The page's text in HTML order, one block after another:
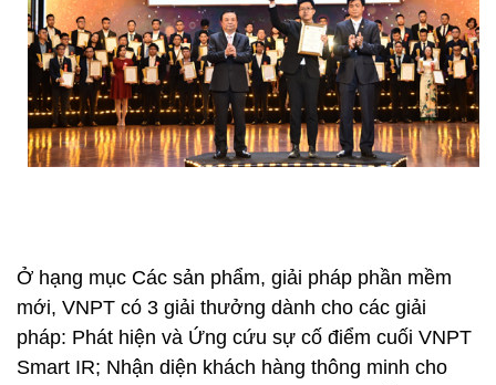
Ở hạng mục Các sản phẩm, giải pháp phần mềm
mới, VNPT có 3 giải thưởng dành cho các giải
pháp: Phát hiện và Ứng cứu sự cố điểm cuối VNPT
Smart IR; Nhận diện khách hàng thông minh cho